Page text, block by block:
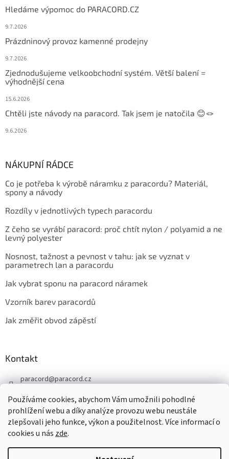
Používáme cookies, abychom Vám umožnili pohodlné
prohlížení webu a díky analýze provozu webu neustále
zlepšovali jeho funkce, výkon a použitelnost. Více informací o
cookies u nás zde.
Hledáme výpomoc do PARACORD.CZ
9.7.2026
Prázdninový provoz kamenné prodejny
9.7.2026
Zjednodušujeme velkoobchodní systém. Větší balení =
výhodnější cena
15.6.2026
Chtěli jste návody na paracord. Tak jsem je natočila 😊🪢
9.6.2026
NÁKUPNÍ RÁDCE
Co je potřeba k výrobě náramku z paracordu? Materiál,
spony a návody
Rozdíly v jednotlivých typech paracordu
Z čeho se vyrábí paracord: proč chtít nylon / polyamid a ne
levný polyester
Nosnost, tažnost a pevnost v tahu: jak se vyznat v
parametrech lan a paracordu
Jak vybrat sponu na paracord náramek
Vzorník barev paracordů
Jak změřit obvod zápěstí
Kontakt
paracord@paracord.cz
+420 603 230 467
Sledujte nás také na facebooku
paracord.cz